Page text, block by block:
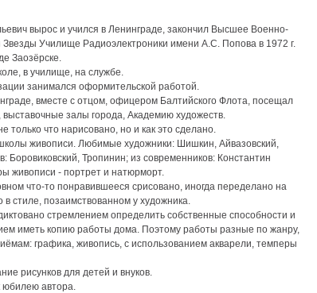
вырос и учился в Ленинграде, закончил Высшее Военно-
Училище Радиоэлектроники имени А.С. Попова в 1972 г.
Заозёрске.
в училище, на службе.
занимался оформительской работой.
вместе с отцом, офицером Балтийского Флота, посещал
залы города, Академию художеств.
только что нарисовано, но и как это сделано.
живописи. Любимые художники: Шишкин, Айвазовский,
Боровиковский, Тропинин; из современников: Константин
живописи - портрет и натюрморт.
что-то понравившееся срисовано, иногда переделано на
в стиле, позаимствованном у художника.
стремлением определить собственные способности и
иметь копию работы дома. Поэтому работы разные по жанру,
графика, живопись, с использованием акварели, темперы
рисунков для детей и внуков.
юбилею автора.